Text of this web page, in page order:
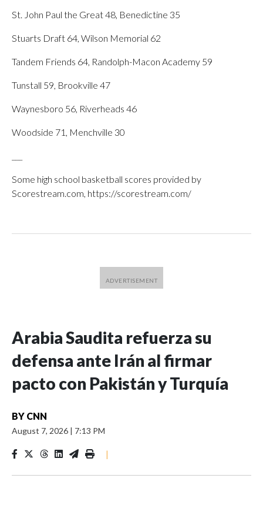
St. John Paul the Great 48, Benedictine 35
Stuarts Draft 64, Wilson Memorial 62
Tandem Friends 64, Randolph-Macon Academy 59
Tunstall 59, Brookville 47
Waynesboro 56, Riverheads 46
Woodside 71, Menchville 30
Some high school basketball scores provided by
Scorestream.com, https://scorestream.com/
Arabia Saudita refuerza su
defensa ante Irán al firmar
pacto con Pakistán y Turquía
BY CNN
August 7, 2026 | 7:13 PM
|